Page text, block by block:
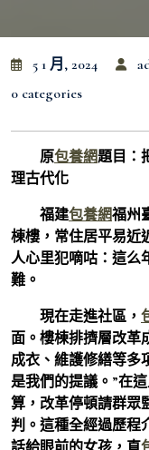
5 1 月, 2024
0 categories
原包養網題目：
理古代化
福建包養網福州
棟樓，常住居平易近
人心里犯嘀咕：這么
難。
現在走進社區，
面。樓棟排擠層改革
成衣、維護修繕等多
是我們的提議。”在
算，改革停頓請群眾
判。這種全經過歷程